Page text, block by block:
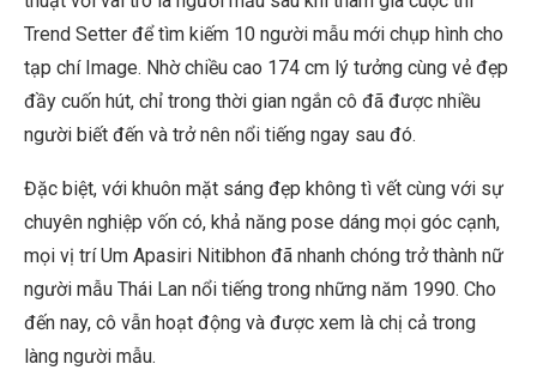
Trend Setter để tìm kiếm 10 người mẫu mới chụp hình cho
tạp chí Image. Nhờ chiều cao 174 cm lý tưởng cùng vẻ đẹp
đầy cuốn hút, chỉ trong thời gian ngắn cô đã được nhiều
người biết đến và trở nên nổi tiếng ngay sau đó.
Đặc biệt, với khuôn mặt sáng đẹp không tì vết cùng với sự
chuyên nghiệp vốn có, khả năng pose dáng mọi góc cạnh,
mọi vị trí Um Apasiri Nitibhon đã nhanh chóng trở thành nữ
người mẫu Thái Lan nổi tiếng trong những năm 1990. Cho
đến nay, cô vẫn hoạt động và được xem là chị cả trong
làng người mẫu.